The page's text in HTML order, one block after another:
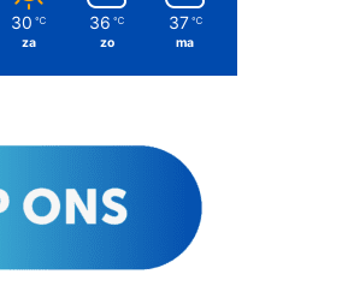
30 ℃
za
36 ℃
zo
37 ℃
ma